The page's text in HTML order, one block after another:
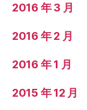
2016 年 3 月
2016 年 2 月
2016 年 1 月
2015 年 12 月